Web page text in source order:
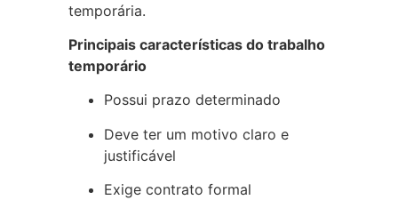
temporária.
Principais características do trabalho
temporário
Possui prazo determinado
Deve ter um motivo claro e
justificável
Exige contrato formal